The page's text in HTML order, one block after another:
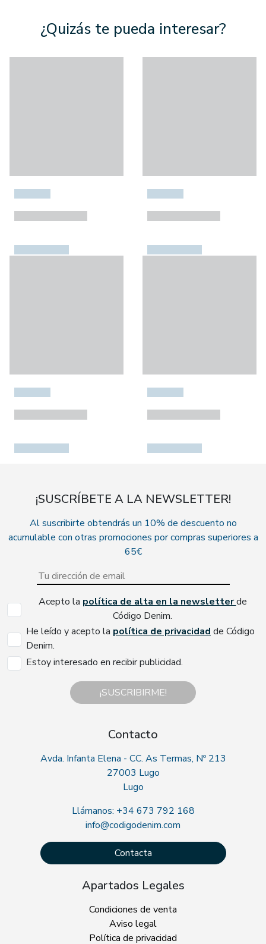
¿Quizás te pueda interesar?
¡SUSCRÍBETE A LA NEWSLETTER!
Al suscribirte obtendrás un 10% de descuento no
acumulable con otras promociones por compras superiores a
65€
Acepto la política de alta en la newsletterde
Código Denim.
He leído y acepto la política de privacidadde Código
Denim.
Estoy interesado en recibir publicidad.
¡SUSCRIBIRME!
Contacto
Avda. Infanta Elena - CC. As Termas, Nº 213
27003 Lugo
Lugo
Llámanos: +34 673 792 168
info@codigodenim.com
Contacta
Apartados Legales
Condiciones de venta
Aviso legal
Política de privacidad